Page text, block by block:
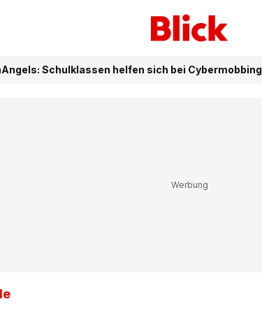
Schulklassen helfen sich bei Cybermobbing